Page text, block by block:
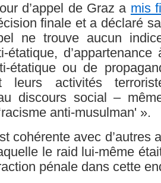
d’appel de Graz a mis
finale et a déclaré
ne trouve aucun
étatique,
étatique ou de
leurs activités
discours social –
anti-musulman' ».
cohérente avec d’autres
le raid lui-même
pénale dans cette